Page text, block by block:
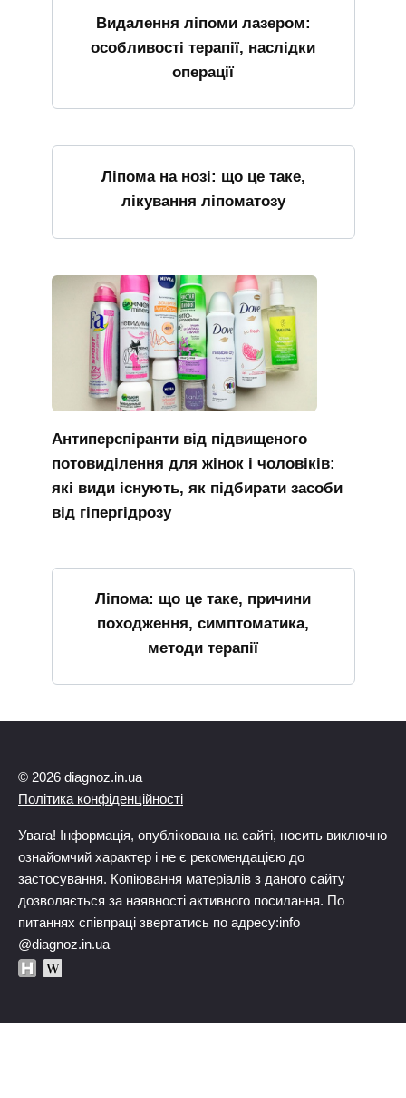
Видалення ліпоми лазером:
особливості терапії, наслідки
операції
Ліпома на нозі: що це таке,
лікування ліпоматозу
Антиперспіранти від підвищеного
потовиділення для жінок і чоловіків:
які види існують, як підбирати засоби
від гіпергідрозу
Ліпома: що це таке, причини
походження, симптоматика,
методи терапії
© 2026 diagnoz.in.ua
Політика конфіденційності
Увага! Інформація, опублікована на сайті, носить виключно
ознайомчий характер і не є рекомендацією до
застосування. Копіювання матеріалів з даного сайту
дозволяється за наявності активного посилання. По
питаннях співпраці звертатись по адресу:info
@diagnoz.in.ua